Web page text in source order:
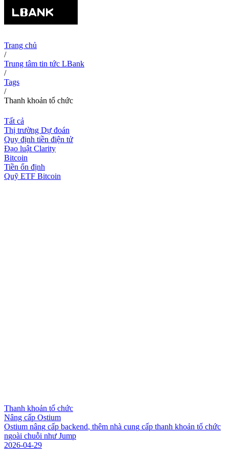
Trang chủ
/
Trung tâm tin tức LBank
/
Tags
/
Thanh khoản tổ chức
Tất cả
Thị trường Dự đoán
Quy định tiền điện tử
Đạo luật Clarity
Bitcoin
Tiền ổn định
Quỹ ETF Bitcoin
Thanh khoản tổ chức
Nâng cấp Ostium
Ostium nâng cấp backend, thêm nhà cung cấp thanh khoản tổ chức
ngoài chuỗi như Jump
2026-04-29